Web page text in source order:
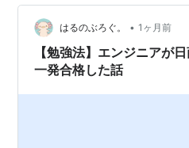
はるのぶろぐ。 • 1ヶ月前
【勉強法】エンジニアが
一発合格した話